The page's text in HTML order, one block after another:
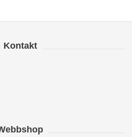
Kontakt